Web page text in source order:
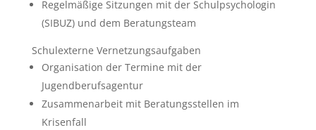
Regelmäßige Sitzungen mit der Schulpsychologin
(SIBUZ) und dem Beratungsteam
Schulexterne Vernetzungsaufgaben
Organisation der Termine mit der
Jugendberufsagentur
Zusammenarbeit mit Beratungsstellen im
Krisenfall